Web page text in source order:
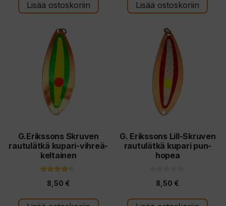
t
ä
Lisää ostoskoriin
t
ä
Lisää ostoskoriin
G.Erikssons Skruven
rautulätkä kupari-vihreä-
keltainen
5:stä
8,50 €
G. Erikssons Lill-Skruven
rautulätkä kupari pun-
hopea
s
8,50 €